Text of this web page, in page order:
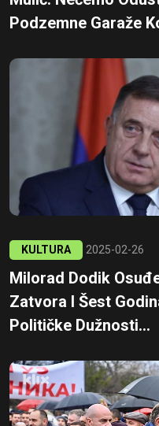
Podzemne Garaže
KULTURA 2025-02-26
Milorad Dodik
Zatvora I Šest
Političke Dužnosti...